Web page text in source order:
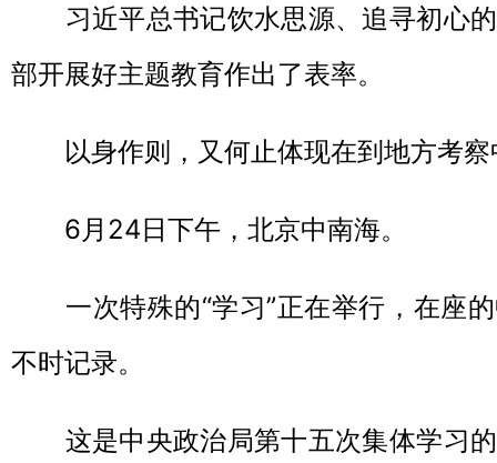
习近平总书记饮水思源、追寻初心的
部开展好主题教育作出了表率。
以身作则，又何止体现在到地方考察
6月24日下午，北京中南海。
一次特殊的“学习”正在举行，在座的
不时记录。
这是中央政治局第十五次集体学习的